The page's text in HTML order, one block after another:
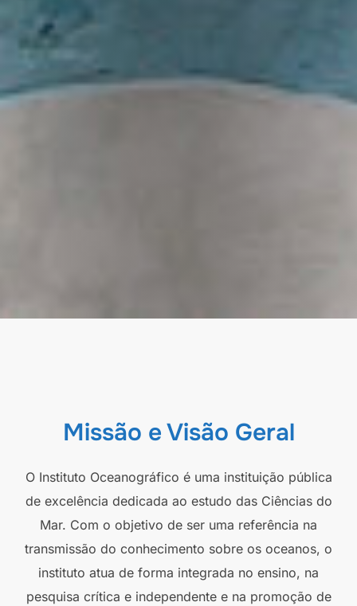
Missão e Visão Geral
O Instituto Oceanográfico é uma instituição pública
de excelência dedicada ao estudo das Ciências do
Mar. Com o objetivo de ser uma referência na
transmissão do conhecimento sobre os oceanos, o
instituto atua de forma integrada no ensino, na
pesquisa crítica e independente e na promoção de